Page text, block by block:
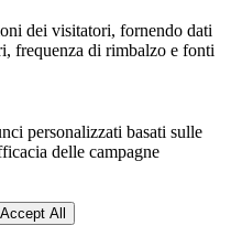
dei visitatori, fornendo dati
frequenza di rimbalzo e fonti
personalizzati basati sulle
delle campagne
Accept All